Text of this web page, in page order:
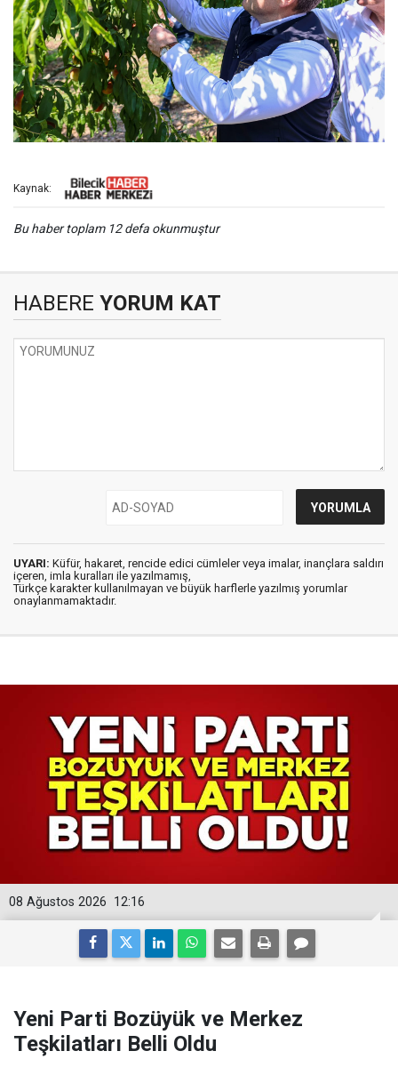
Kaynak:
Bu haber toplam 12 defa okunmuştur
HABERE YORUM KAT
UYARI: Küfür, hakaret, rencide edici cümleler veya imalar, inançlara saldırı
içeren, imla kuralları ile yazılmamış,
Türkçe karakter kullanılmayan ve büyük harflerle yazılmış yorumlar
onaylanmamaktadır.
12:16
08 Ağustos 2026
Yeni Parti Bozüyük ve Merkez
Teşkilatları Belli Oldu